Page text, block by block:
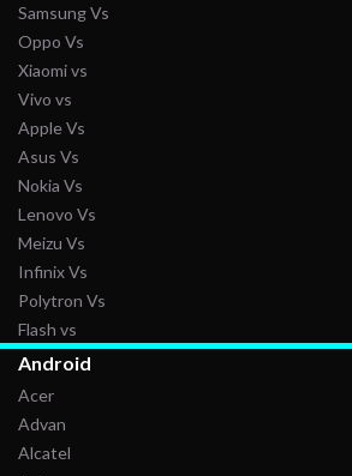
Samsung Vs
Oppo Vs
Xiaomi vs
Vivo vs
Apple Vs
Asus Vs
Nokia Vs
Lenovo Vs
Meizu Vs
Infinix Vs
Polytron Vs
Flash vs
Android
Acer
Advan
Alcatel